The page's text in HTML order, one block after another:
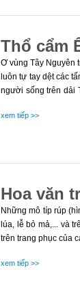
Thổ cẩm
Ơ vùng Tây Nguyên
luôn tự tay dệt các
người sống trên dải
xem tiếp >>
Hoa văn
Những mô típ rúp
lúa, lễ bỏ mả,... và
trên trang phục của
xem tiếp >>